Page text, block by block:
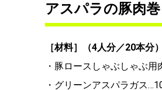
アスパラの豚肉
［材料］（4人分／20本分）
・豚ロースしゃぶしゃぶ用
・グリーンアスパラガス